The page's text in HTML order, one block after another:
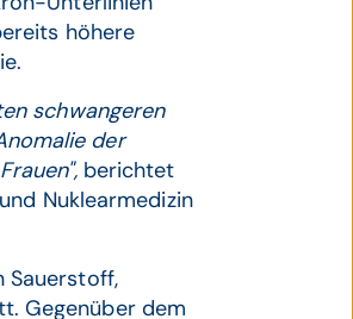
höhere
schwangeren
der
berichtet
Nuklearmedizin
Sauerstoff,
Gegenüber dem